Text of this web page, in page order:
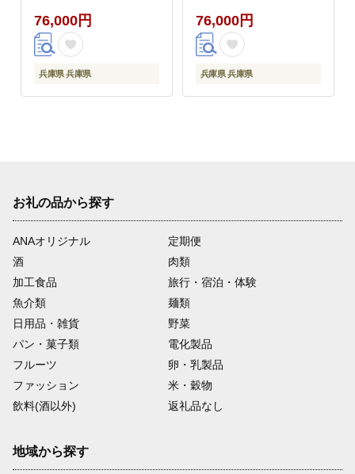
76,000円
兵庫県 兵庫県
76,000円
兵庫県 兵庫県
お礼の品から探す
ANAオリジナル
定期便
酒
肉類
加工食品
旅行・宿泊・体験
魚介類
麺類
日用品・雑貨
野菜
パン・菓子類
電化製品
フルーツ
卵・乳製品
ファッション
米・穀物
飲料(酒以外)
返礼品なし
地域から探す